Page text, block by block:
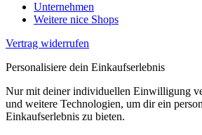
Unternehmen
Weitere nice Shops
Vertrag widerrufen
Personalisiere dein Einkaufserlebnis
Nur mit deiner individuellen Einwilligung
und weitere Technologien, um dir ein
Einkaufserlebnis zu bieten.